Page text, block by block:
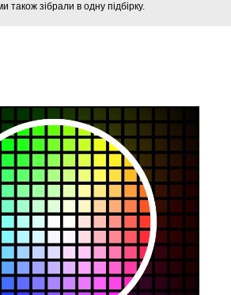
також зібрали в одну підбірку.